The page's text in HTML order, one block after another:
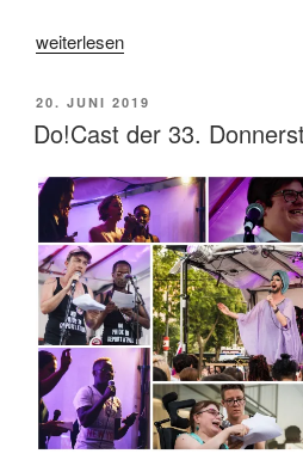
„Do!Cast
35.
Donnerstagsdemo“
weiterlesen
VERÖFFENTLICHT
AM
20. JUNI 2019
Do!Cast der 33.